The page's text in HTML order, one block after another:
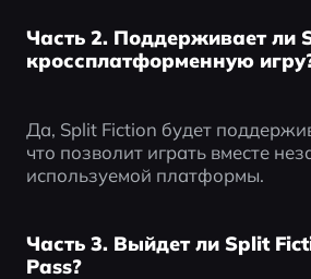
Часть 2. Поддерживает ли
кроссплатформенную
Да, Split Fiction будет
что позволит играть вместе
используемой платформы.
Часть 3. Выйдет ли Split
Pass?